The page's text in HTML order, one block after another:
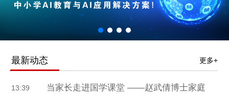
最新动态 更多+
13:39
当家长走进国学课堂 ——赵武倩博士家庭